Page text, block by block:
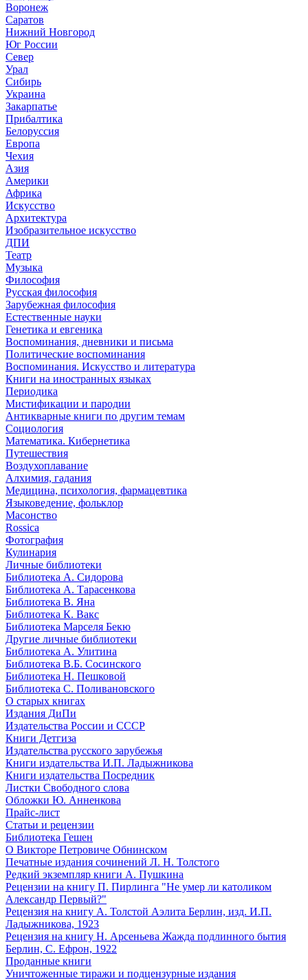
Воронеж
Саратов
Нижний Новгород
Юг России
Север
Урал
Сибирь
Украина
Закарпатье
Прибалтика
Белоруссия
Европа
Чехия
Азия
Америки
Африка
Искусство
Архитектура
Изобразительное искусство
ДПИ
Театр
Музыка
Философия
Русская философия
Зарубежная философия
Естественные науки
Генетика и евгеника
Воспоминания, дневники и письма
Политические воспоминания
Воспоминания. Искусство и литература
Книги на иностранных языках
Периодика
Мистификации и пародии
Антикварные книги по другим темам
Социология
Математика. Кибернетика
Путешествия
Воздухоплавание
Алхимия, гадания
Медицина, психология, фармацевтика
Языковедение, фольклор
Масонство
Rossica
Фотография
Кулинария
Личные библиотеки
Библиотека А. Сидорова
Библиотека А. Тарасенкова
Библиотека В. Яна
Библиотека К. Вакс
Библиотека Марселя Бекю
Другие личные библиотеки
Библиотека А. Улитина
Библиотека В.Б. Сосинского
Библиотека Н. Пешковой
Библиотека С. Поливановского
О старых книгах
Издания ДиПи
Издательства России и СССР
Книги Детгиза
Издательства русского зарубежья
Книги издательства И.П. Ладыжникова
Книги издательства Посредник
Листки Свободного слова
Обложки Ю. Анненкова
Прайс-лист
Статьи и рецензии
Библиотека Гешен
О Викторе Петровиче Обнинском
Печатные издания сочинений Л. Н. Толстого
Редкий экземпляр книги А. Пушкина
Рецензии на книгу П. Пирлинга "Не умер ли католиком
Александр Первый?"
Рецензия на книгу А. Толстой Аэлита Берлин, изд. И.П.
Ладыжникова, 1923
Рецензия на книгу Н. Арсеньева Жажда подлинного бытия
Берлин, С. Ефрон, 1922
Проданные книги
Уничтоженные тиражи и подцензурные издания